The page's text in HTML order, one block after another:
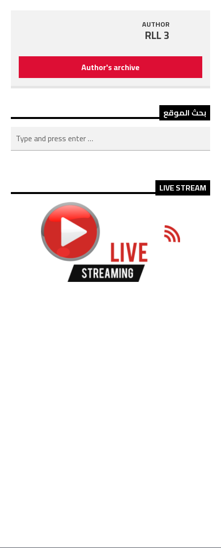
AUTHOR
RLL 3
Author's archive
بحث الموقع
LIVE STREAM